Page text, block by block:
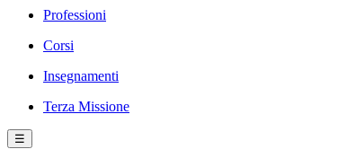
Professioni
Corsi
Insegnamenti
Terza Missione
☰